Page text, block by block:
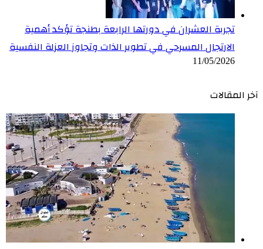
تجربة العشران في دورتها الرابعة بطنجة تؤكد أهمية
الارتجال المسرحي في تطوير الذات وتجاوز العزلة النفسية
11/05/2026
آخر المقالات